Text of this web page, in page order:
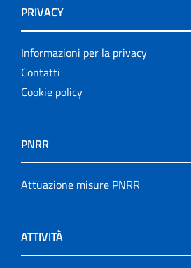
PRIVACY
Informazioni per la privacy
Contatti
Cookie policy
PNRR
Attuazione misure PNRR
ATTIVITÀ